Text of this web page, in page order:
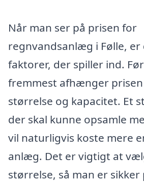
Når man ser på prisen for
regnvandsanlæg i Følle, er
faktorer, der spiller ind.
fremmest afhænger
størrelse og kapacitet. Et
der skal kunne opsamle
vil naturligvis koste mere
anlæg. Det er vigtigt at
størrelse, så man er sikker